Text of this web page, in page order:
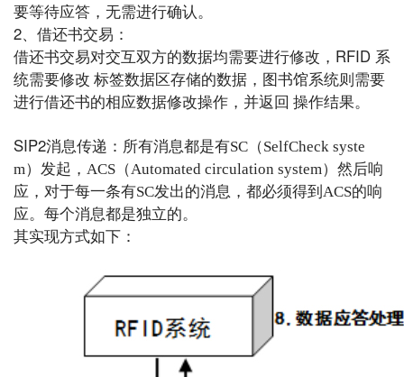
要等待应答，无需进行确认。
2、借还书交易：
借还书交易对交互双方的数据均需要进行修改， RFID 系
统需要修改 标签数据区存储的数据，图书馆系统则需要
进行借还书的相应数据修改操作，并返回 操作结果。
SIP2消息传递：所有消息都是有SC （SelfCheck syste
m）发起， ACS （Automated circulation system）然后响
应，对于每一条有SC发出的消息，都必须得到 ACS的响
应。每个消息都是独立的。
其实现方式如下：